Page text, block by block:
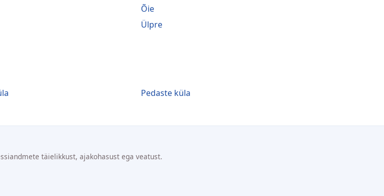
Õie
Ülpre
Pedaste küla
täielikkust, ajakohasust ega veatust.